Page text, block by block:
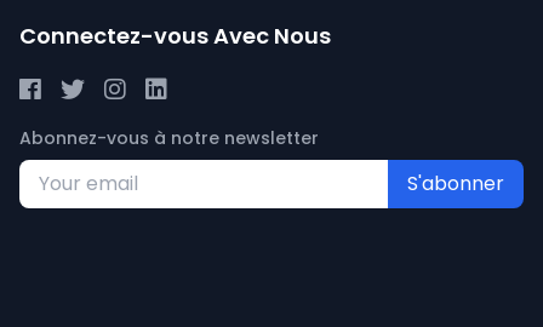
Connectez-vous Avec Nous
Abonnez-vous à notre newsletter
S'abonner